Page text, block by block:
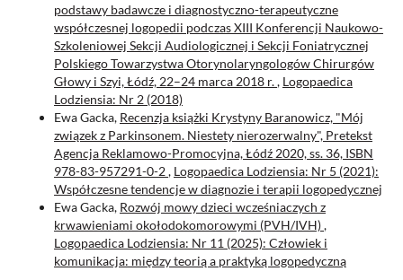
podstawy badawcze i diagnostyczno-terapeutyczne
współczesnej logopedii podczas XIII Konferencji Naukowo-
Szkoleniowej Sekcji Audiologicznej i Sekcji Foniatrycznej
Polskiego Towarzystwa Otorynolaryngologów Chirurgów
Głowy i Szyi, Łódź, 22–24 marca 2018 r., Logopaedica
Lodziensia: Nr 2 (2018)
Ewa Gacka, Recenzja książki Krystyny Baranowicz, "Mój
związek z Parkinsonem. Niestety nierozerwalny", Pretekst
Agencja Reklamowo-Promocyjna, Łódź 2020, ss. 36, ISBN
978-83-957291-0-2, Logopaedica Lodziensia: Nr 5 (2021):
Współczesne tendencje w diagnozie i terapii logopedycznej
Ewa Gacka, Rozwój mowy dzieci wcześniaczych z
krwawieniami okołodokomorowymi (PVH/IVH),
Logopaedica Lodziensia: Nr 11 (2025): Człowiek i
komunikacja: między teorią a praktyką logopedyczną